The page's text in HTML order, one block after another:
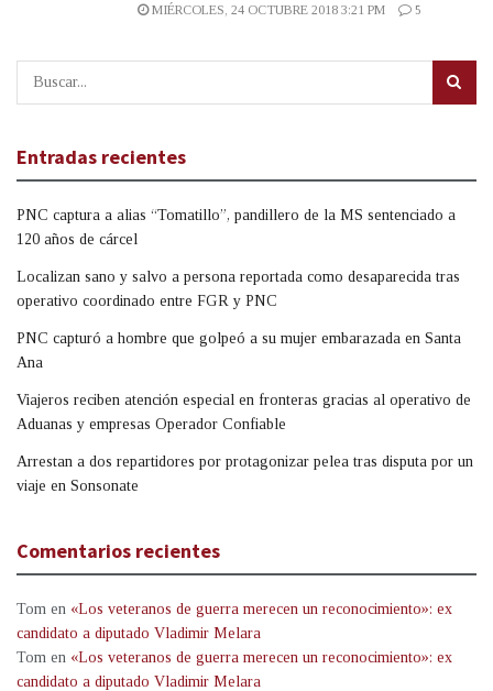
MIÉRCOLES, 24 OCTUBRE 2018 3:21 PM
5
Entradas recientes
PNC captura a alias “Tomatillo”, pandillero de la MS sentenciado a
120 años de cárcel
Localizan sano y salvo a persona reportada como desaparecida tras
operativo coordinado entre FGR y PNC
PNC capturó a hombre que golpeó a su mujer embarazada en Santa
Ana
Viajeros reciben atención especial en fronteras gracias al operativo de
Aduanas y empresas Operador Confiable
Arrestan a dos repartidores por protagonizar pelea tras disputa por un
viaje en Sonsonate
Comentarios recientes
Tom en «Los veteranos de guerra merecen un reconocimiento»: ex
candidato a diputado Vladimir Melara
Tom en «Los veteranos de guerra merecen un reconocimiento»: ex
candidato a diputado Vladimir Melara